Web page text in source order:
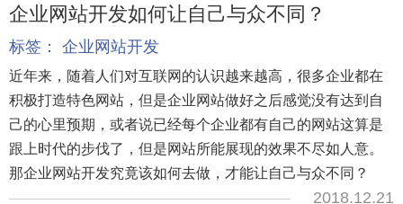
企业网站开发如何让自己与众不同？
标签： 企业网站开发
近年来，随着人们对互联网的认识越来越高，很多企业都在
积极打造特色网站，但是企业网站做好之后感觉没有达到自
己的心里预期，或者说已经每个企业都有自己的网站这算是
跟上时代的步伐了，但是网站所能展现的效果不尽如人意。
那企业网站开发究竟该如何去做，才能让自己与众不同？
2018.12.21